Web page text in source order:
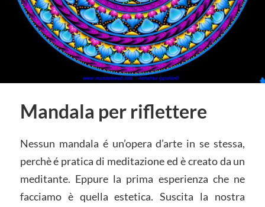
Mandala per riflettere
Nessun mandala é un’opera d’arte in se stessa,
perchè é pratica di meditazione ed è creato da un
meditante. Eppure la prima esperienza che ne
facciamo è quella estetica. Suscita la nostra